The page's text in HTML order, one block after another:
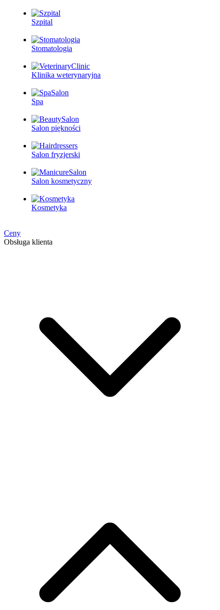
Szpital
Stomatologia
Klinika weterynaryjna
Spa
Salon piękności
Salon fryzjerski
Salon kosmetyczny
Kosmetyka
Ceny
Obsługa klienta